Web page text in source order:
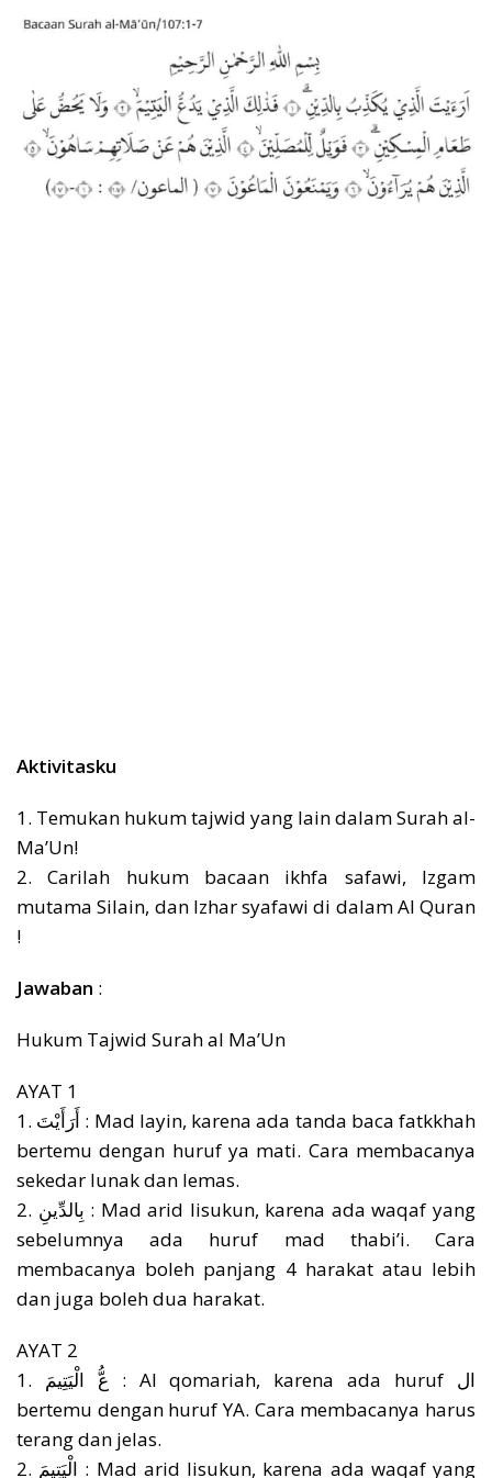
Aktivitasku
1. Temukan hukum tajwid yang lain dalam Surah al-
Ma’Un!
2. Carilah hukum bacaan ikhfa safawi, Izgam
mutama Silain, dan Izhar syafawi di dalam Al Quran
!
Jawaban :
Hukum Tajwid Surah al Ma’Un
AYAT 1
1. أَرَأَيْتَ : Mad layin, karena ada tanda baca fatkkhah
bertemu dengan huruf ya mati. Cara membacanya
sekedar lunak dan lemas.
2. بِالدِّينِ : Mad arid lisukun, karena ada waqaf yang
sebelumnya ada huruf mad thabi’i. Cara
membacanya boleh panjang 4 harakat atau lebih
dan juga boleh dua harakat.
AYAT 2
1. عُّ الْيَتِيمَ : Al qomariah, karena ada huruf ال
bertemu dengan huruf YA. Cara membacanya harus
terang dan jelas.
2. الْيَتِيمَ : Mad arid lisukun, karena ada waqaf yang